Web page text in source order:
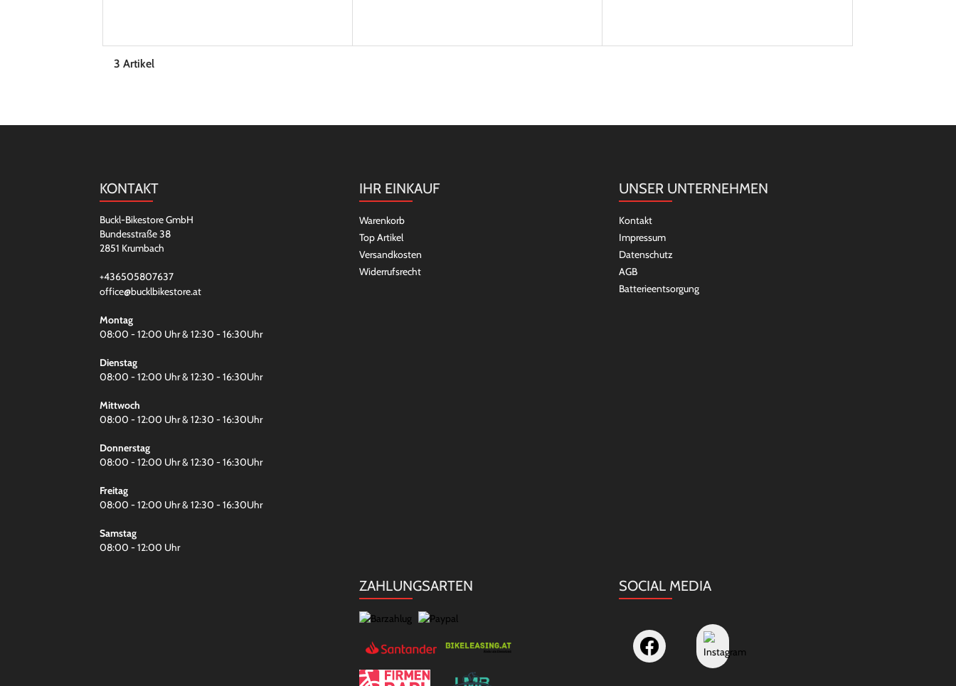
3 Artikel
KONTAKT
Buckl-Bikestore GmbH
Bundesstraße 38
2851 Krumbach
+436505807637
office@bucklbikestore.at
Montag
08:00 - 12:00 Uhr & 12:30 - 16:30Uhr
Dienstag
08:00 - 12:00 Uhr & 12:30 - 16:30Uhr
Mittwoch
08:00 - 12:00 Uhr & 12:30 - 16:30Uhr
Donnerstag
08:00 - 12:00 Uhr & 12:30 - 16:30Uhr
Freitag
08:00 - 12:00 Uhr & 12:30 - 16:30Uhr
Samstag
08:00 - 12:00 Uhr
IHR EINKAUF
Warenkorb
Top Artikel
Versandkosten
Widerrufsrecht
UNSER UNTERNEHMEN
Kontakt
Impressum
Datenschutz
AGB
Batterieentsorgung
ZAHLUNGSARTEN SOCIAL MEDIA